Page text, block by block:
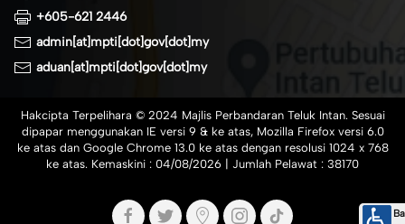
+605-621 2446
admin[at]mpti[dot]gov[dot]my
aduan[at]mpti[dot]gov[dot]my
Hakcipta Terpelihara © 2024 Majlis Perbandaran Teluk Intan. Sesuai
dipapar menggunakan IE versi 9 & ke atas, Mozilla Firefox versi 6.0
ke atas dan Google Chrome 13.0 ke atas dengan resolusi 1024 x 768
ke atas. Kemaskini : 04/08/2026 | Jumlah Pelawat : 38170